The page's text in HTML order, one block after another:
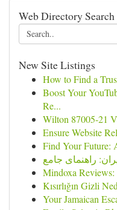
Web Directory Search
New Site Listings
How to Find a
Boost Your
Re...
Wilton 87005-21
Ensure Website
Find Your Future:
راهنمای جامع
Mindoxa
Kısırlığın Gizli
Your Jamaican